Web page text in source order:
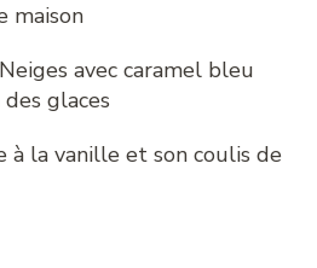
maison
avec caramel bleu
glaces
à la vanille et son coulis de